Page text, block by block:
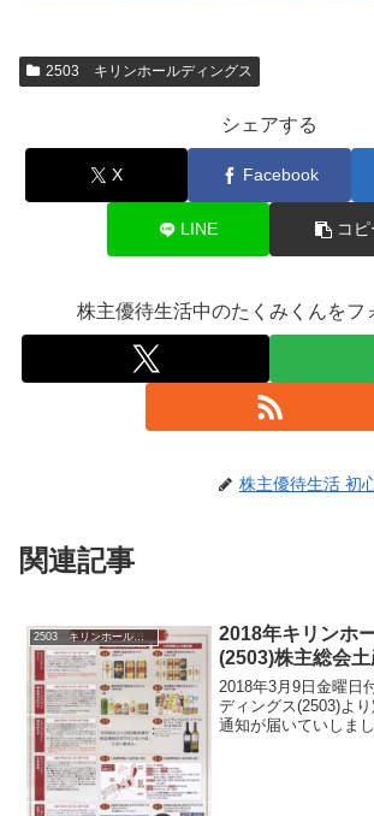
2503 キリンホールディングス
シェアする
X Facebook
LINE コピ
株主優待生活中のたくみくんをフ
株主優待生活 初
関連記事
2503 キリンホールディングス
2018年キリンホ
(2503)株主総会
2018年3月9日金曜日
ディングス(2503)よ
通知が届いていしま